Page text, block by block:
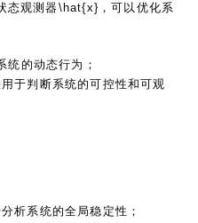
态观测器\hat{x}，可以优化系
统的动态行为；
于判断系统的可控性和可观
析系统的全局稳定性；